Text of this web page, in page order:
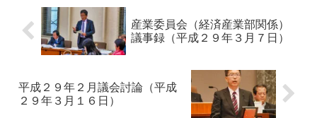
産業委員会（経済産業部関係）
議事録（平成２９年３月７日）
平成２９年２月議会討論（平成
２９年３月１６日）